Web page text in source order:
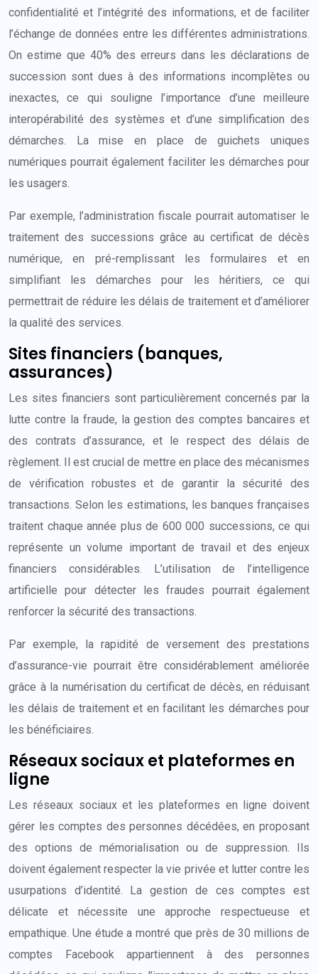
confidentialité et l’intégrité des informations, et de faciliter
l’échange de données entre les différentes administrations.
On estime que 40% des erreurs dans les déclarations de
succession sont dues à des informations incomplètes ou
inexactes, ce qui souligne l’importance d’une meilleure
interopérabilité des systèmes et d’une simplification des
démarches. La mise en place de guichets uniques
numériques pourrait également faciliter les démarches pour
les usagers.
Par exemple, l’administration fiscale pourrait automatiser le
traitement des successions grâce au certificat de décès
numérique, en pré-remplissant les formulaires et en
simplifiant les démarches pour les héritiers, ce qui
permettrait de réduire les délais de traitement et d’améliorer
la qualité des services.
Sites financiers (banques,
assurances)
Les sites financiers sont particulièrement concernés par la
lutte contre la fraude, la gestion des comptes bancaires et
des contrats d’assurance, et le respect des délais de
règlement. Il est crucial de mettre en place des mécanismes
de vérification robustes et de garantir la sécurité des
transactions. Selon les estimations, les banques françaises
traitent chaque année plus de 600 000 successions, ce qui
représente un volume important de travail et des enjeux
financiers considérables. L’utilisation de l’intelligence
artificielle pour détecter les fraudes pourrait également
renforcer la sécurité des transactions.
Par exemple, la rapidité de versement des prestations
d’assurance-vie pourrait être considérablement améliorée
grâce à la numérisation du certificat de décès, en réduisant
les délais de traitement et en facilitant les démarches pour
les bénéficiaires.
Réseaux sociaux et plateformes en
ligne
Les réseaux sociaux et les plateformes en ligne doivent
gérer les comptes des personnes décédées, en proposant
des options de mémorialisation ou de suppression. Ils
doivent également respecter la vie privée et lutter contre les
usurpations d’identité. La gestion de ces comptes est
délicate et nécessite une approche respectueuse et
empathique. Une étude a montré que près de 30 millions de
comptes Facebook appartiennent à des personnes